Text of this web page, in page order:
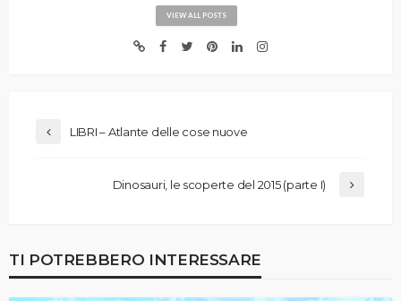
VIEW ALL POSTS
LIBRI – Atlante delle cose nuove
Dinosauri, le scoperte del 2015 (parte I)
TI POTREBBERO INTERESSARE